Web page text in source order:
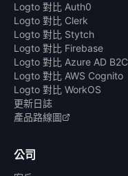
Logto 對比 Auth0
Logto 對比 Clerk
Logto 對比 Stytch
Logto 對比 Firebase
Logto 對比 Azure AD B2C
Logto 對比 AWS Cognito
Logto 對比 WorkOS
更新日誌
產品路線圖
公司